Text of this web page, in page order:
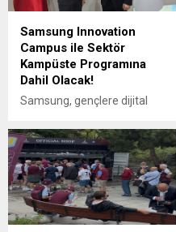
Samsung Innovation
Campus ile Sektör
Kampüste Programına
Dahil Olacak!
Samsung, gençlere dijital
amacıyla 2020 yılından bu
yana sürdürdüğü Innovation
Campus Programı ile Sanayi
ve Teknoloji Bakanlığı
öncülüğünde hayata
geçirilen Sektör Kampüste